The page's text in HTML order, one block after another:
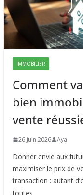
IMMOBILIER
Comment
bien
vente
26 juin 2026 Aya
Donner envie aux
maximiser le prix de
transaction : autant
toutes